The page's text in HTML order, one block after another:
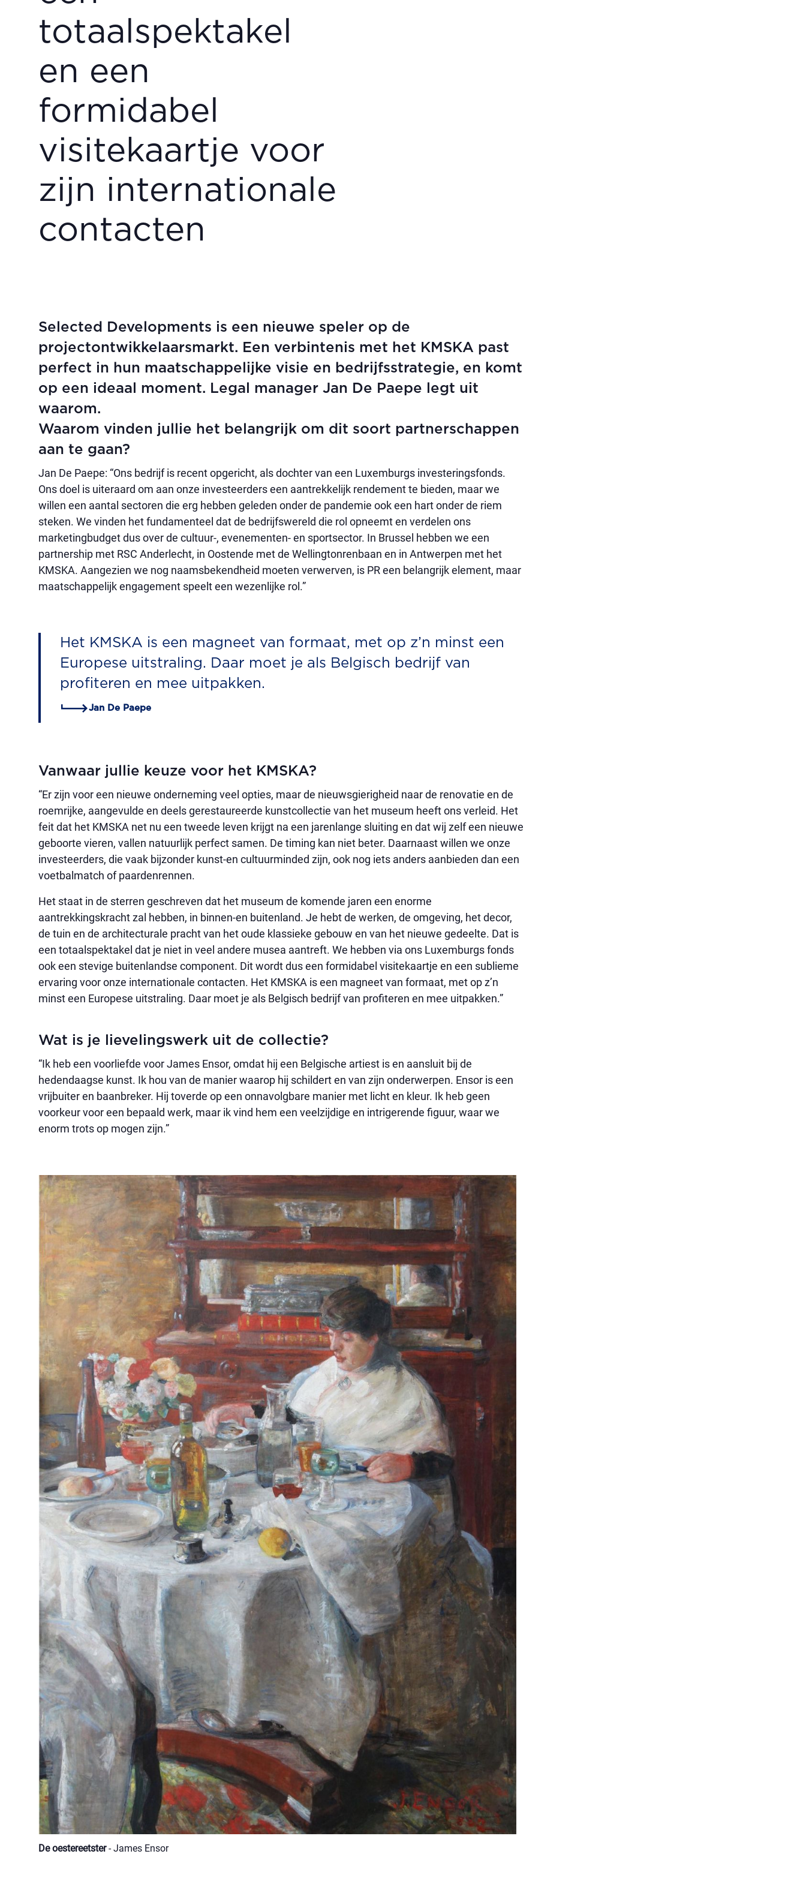
totaalspektakel
en een
formidabel
visitekaartje voor
zijn internationale
contacten
Selected Developments is een nieuwe speler op de
projectontwikkelaarsmarkt. Een verbintenis met het KMSKA past
perfect in hun maatschappelijke visie en bedrijfsstrategie, en komt
op een ideaal moment. Legal manager Jan De Paepe legt uit
waarom.
Waarom vinden jullie het belangrijk om dit soort partnerschappen
aan te gaan?
Jan De Paepe: “Ons bedrijf is recent opgericht, als dochter van een Luxemburgs investeringsfonds.
Ons doel is uiteraard om aan onze investeerders een aantrekkelijk rendement te bieden, maar we
willen een aantal sectoren die erg hebben geleden onder de pandemie ook een hart onder de riem
steken. We vinden het fundamenteel dat de bedrijfswereld die rol opneemt en verdelen ons
marketingbudget dus over de cultuur-, evenementen- en sportsector. In Brussel hebben we een
partnership met RSC Anderlecht, in Oostende met de Wellingtonrenbaan en in Antwerpen met het
KMSKA. Aangezien we nog naamsbekendheid moeten verwerven, is PR een belangrijk element, maar
maatschappelijk engagement speelt een wezenlijke rol.”
Het KMSKA is een magneet van formaat, met op z’n minst een
Europese uitstraling. Daar moet je als Belgisch bedrijf van
profiteren en mee uitpakken.
Jan De Paepe
Vanwaar jullie keuze voor het KMSKA?
“Er zijn voor een nieuwe onderneming veel opties, maar de nieuwsgierigheid naar de renovatie en de
roemrijke, aangevulde en deels gerestaureerde kunstcollectie van het museum heeft ons verleid. Het
feit dat het KMSKA net nu een tweede leven krijgt na een jarenlange sluiting en dat wij zelf een nieuwe
geboorte vieren, vallen natuurlijk perfect samen. De timing kan niet beter. Daarnaast willen we onze
investeerders, die vaak bijzonder kunst-en cultuurminded zijn, ook nog iets anders aanbieden dan een
voetbalmatch of paardenrennen.
Het staat in de sterren geschreven dat het museum de komende jaren een enorme
aantrekkingskracht zal hebben, in binnen-en buitenland. Je hebt de werken, de omgeving, het decor,
de tuin en de architecturale pracht van het oude klassieke gebouw en van het nieuwe gedeelte. Dat is
een totaalspektakel dat je niet in veel andere musea aantreft. We hebben via ons Luxemburgs fonds
ook een stevige buitenlandse component. Dit wordt dus een formidabel visitekaartje en een sublieme
ervaring voor onze internationale contacten. Het KMSKA is een magneet van formaat, met op z’n
minst een Europese uitstraling. Daar moet je als Belgisch bedrijf van profiteren en mee uitpakken.”
Wat is je lievelingswerk uit de collectie?
“Ik heb een voorliefde voor James Ensor, omdat hij een Belgische artiest is en aansluit bij de
hedendaagse kunst. Ik hou van de manier waarop hij schildert en van zijn onderwerpen. Ensor is een
vrijbuiter en baanbreker. Hij toverde op een onnavolgbare manier met licht en kleur. Ik heb geen
voorkeur voor een bepaald werk, maar ik vind hem een veelzijdige en intrigerende figuur, waar we
enorm trots op mogen zijn.”
De oestereetster- James Ensor